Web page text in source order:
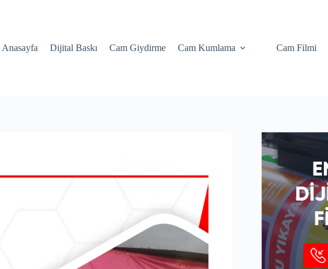
Anasayfa Dijital Baskı Cam Giydirme Cam Kumlama Cam Filmi